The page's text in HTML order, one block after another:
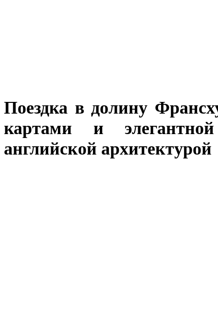
Поездка в долину
картами и
английской архитектурой